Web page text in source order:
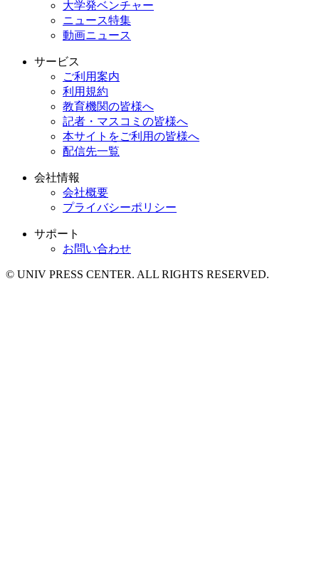
大学発ベンチャー
ニュース特集
動画ニュース
サービス
ご利用案内
利用規約
教育機関の皆様へ
記者・マスコミの皆様へ
本サイトをご利用の皆様へ
配信先一覧
会社情報
会社概要
プライバシーポリシー
サポート
お問い合わせ
© UNIV PRESS CENTER. ALL RIGHTS RESERVED.